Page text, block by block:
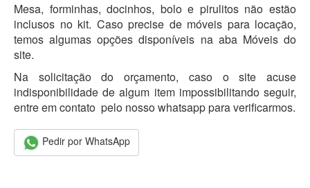
Mesa, forminhas, docinhos, bolo e pirulitos não estão
inclusos no kit. Caso precise de móveis para locação,
temos algumas opções disponíveis na aba Móveis do
site.
Na solicitação do orçamento, caso o site acuse
indisponibilidade de algum item impossibilitando seguir,
entre em contato pelo nosso whatsapp para verificarmos.
Pedir por WhatsApp